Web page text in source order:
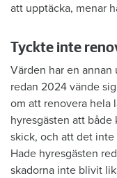
att upptäcka, menar
Tyckte inte
Värden har en
redan 2024 vände
om att renovera hela
hyresgästen att
skick, och att det
Hade hyresgästen
skadorna inte blivit